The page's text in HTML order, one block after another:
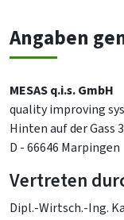
Angaben
MESAS q.i.s. GmbH
quality improving
Hinten auf der Gass 3
D - 66646 Marpingen
Vertreten
Dipl.-Wirtsch.-Ing.